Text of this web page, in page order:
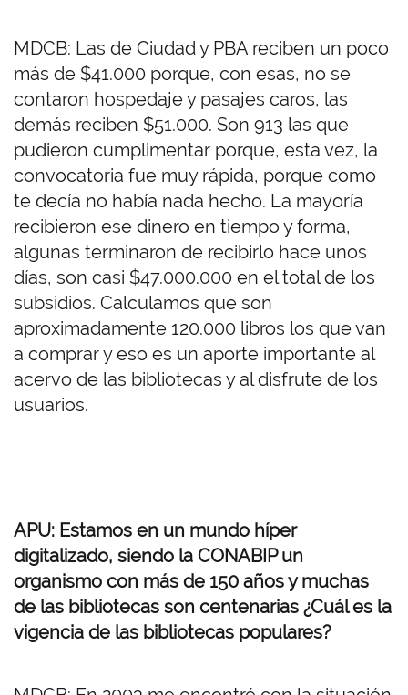
MDCB: Las de Ciudad y PBA reciben un poco
más de $41.000 porque, con esas, no se
contaron hospedaje y pasajes caros, las
demás reciben $51.000. Son 913 las que
pudieron cumplimentar porque, esta vez, la
convocatoria fue muy rápida, porque como
te decía no había nada hecho. La mayoría
recibieron ese dinero en tiempo y forma,
algunas terminaron de recibirlo hace unos
días, son casi $47.000.000 en el total de los
subsidios. Calculamos que son
aproximadamente 120.000 libros los que van
a comprar y eso es un aporte importante al
acervo de las bibliotecas y al disfrute de los
usuarios.
APU: Estamos en un mundo híper
digitalizado, siendo la CONABIP un
organismo con más de 150 años y muchas
de las bibliotecas son centenarias ¿Cuál es la
vigencia de las bibliotecas populares?